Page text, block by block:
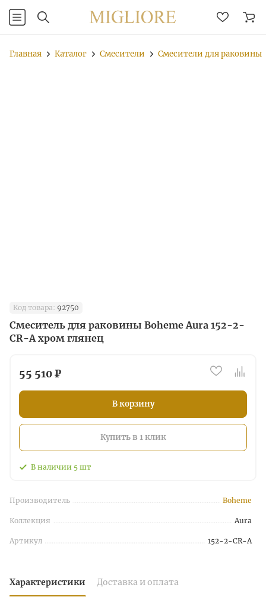
Главная Каталог Смесители Смесители для раковины
Код товара: 92750
Смеситель для раковины Boheme Aura 152-2-
CR-A хром глянец
55 510 ₽
В корзину
Купить в 1 клик
В наличии 5 шт
Производитель Boheme
Коллекция Aura
Артикул 152-2-CR-A
Характеристики Доставка и оплата